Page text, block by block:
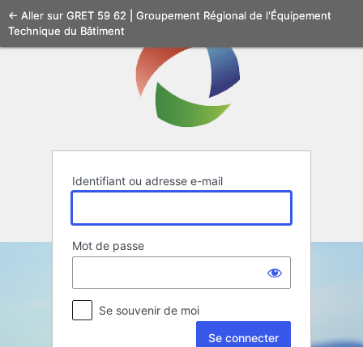
Se
connecter
Identifiant ou adresse e-mail
Mot de passe
Se souvenir de moi
← Aller sur GRET 59 62 | Groupement Régional de l'Équipement
Technique du Bâtiment